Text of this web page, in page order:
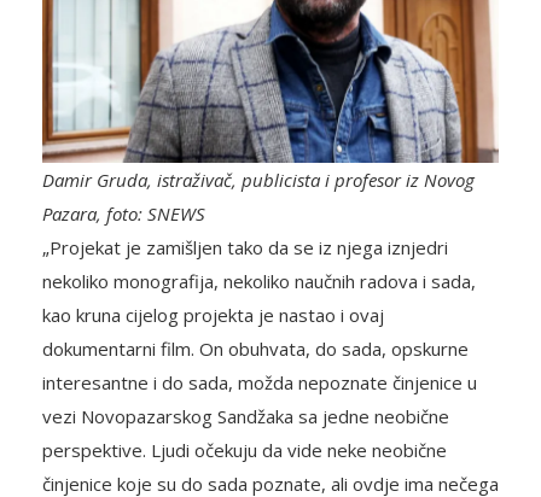
Damir Gruda, istraživač, publicista i profesor iz Novog
Pazara, foto: SNEWS
„Projekat je zamišljen tako da se iz njega iznjedri
nekoliko monografija, nekoliko naučnih radova i sada,
kao kruna cijelog projekta je nastao i ovaj
dokumentarni film. On obuhvata, do sada, opskurne
interesantne i do sada, možda nepoznate činjenice u
vezi Novopazarskog Sandžaka sa jedne neobične
perspektive. Ljudi očekuju da vide neke neobične
činjenice koje su do sada poznate, ali ovdje ima nečega